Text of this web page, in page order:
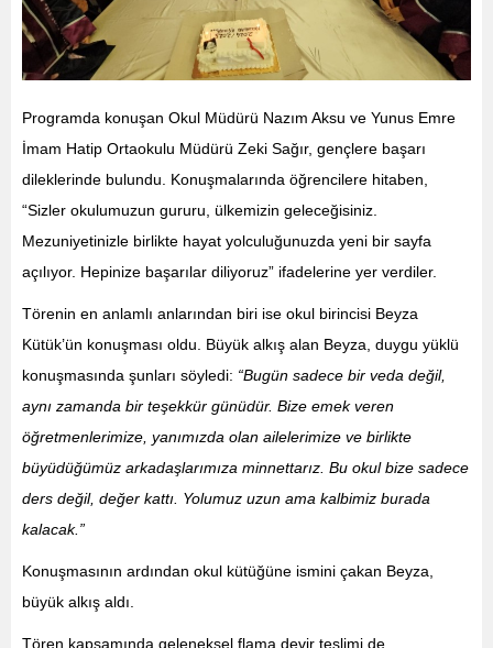
Programda konuşan Okul Müdürü Nazım Aksu ve Yunus Emre
İmam Hatip Ortaokulu Müdürü Zeki Sağır, gençlere başarı
dileklerinde bulundu. Konuşmalarında öğrencilere hitaben,
“Sizler okulumuzun gururu, ülkemizin geleceğisiniz.
Mezuniyetinizle birlikte hayat yolculuğunuzda yeni bir sayfa
açılıyor. Hepinize başarılar diliyoruz” ifadelerine yer verdiler.
Törenin en anlamlı anlarından biri ise okul birincisi Beyza
Kütük’ün konuşması oldu. Büyük alkış alan Beyza, duygu yüklü
konuşmasında şunları söyledi: “Bugün sadece bir veda değil,
aynı zamanda bir teşekkür günüdür. Bize emek veren
öğretmenlerimize, yanımızda olan ailelerimize ve birlikte
büyüdüğümüz arkadaşlarımıza minnettarız. Bu okul bize sadece
ders değil, değer kattı. Yolumuz uzun ama kalbimiz burada
kalacak.”
Konuşmasının ardından okul kütüğüne ismini çakan Beyza,
büyük alkış aldı.
Tören kapsamında geleneksel flama devir teslimi de